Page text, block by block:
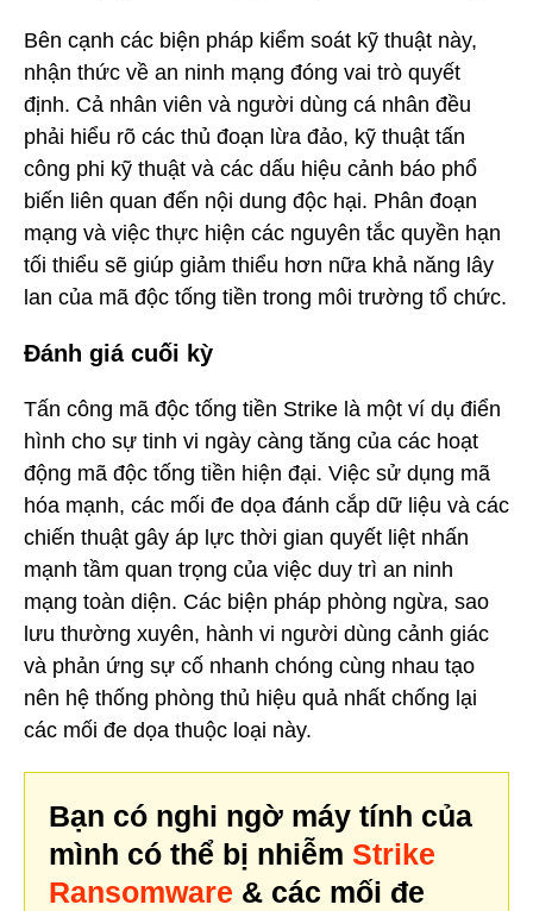
Bên cạnh các biện pháp kiểm soát kỹ thuật này,
nhận thức về an ninh mạng đóng vai trò quyết
định. Cả nhân viên và người dùng cá nhân đều
phải hiểu rõ các thủ đoạn lừa đảo, kỹ thuật tấn
công phi kỹ thuật và các dấu hiệu cảnh báo phổ
biến liên quan đến nội dung độc hại. Phân đoạn
mạng và việc thực hiện các nguyên tắc quyền hạn
tối thiểu sẽ giúp giảm thiểu hơn nữa khả năng lây
lan của mã độc tống tiền trong môi trường tổ chức.
Đánh giá cuối kỳ
Tấn công mã độc tống tiền Strike là một ví dụ điển
hình cho sự tinh vi ngày càng tăng của các hoạt
động mã độc tống tiền hiện đại. Việc sử dụng mã
hóa mạnh, các mối đe dọa đánh cắp dữ liệu và các
chiến thuật gây áp lực thời gian quyết liệt nhấn
mạnh tầm quan trọng của việc duy trì an ninh
mạng toàn diện. Các biện pháp phòng ngừa, sao
lưu thường xuyên, hành vi người dùng cảnh giác
và phản ứng sự cố nhanh chóng cùng nhau tạo
nên hệ thống phòng thủ hiệu quả nhất chống lại
các mối đe dọa thuộc loại này.
Bạn có nghi ngờ máy tính của
mình có thể bị nhiễm Strike
Ransomware & các mối đe